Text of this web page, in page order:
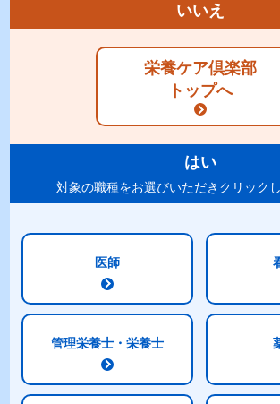
標準組成表
アレルギー 賞
商品特長
8種類の味で食事をサポート
コーヒー味・ストロベリー味・バナナ
味・キャラメル味・コーンスープ味・
ア味
いいえ
栄養ケア倶楽部
トップへ
はい
対象の職種をお選びいただきクリック
医師
管理栄養士・栄養士